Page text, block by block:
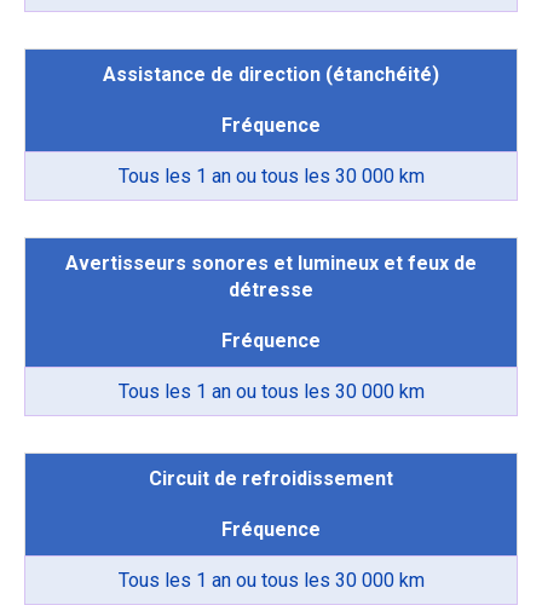
Assistance de direction (étanchéité)
Fréquence
Tous les 1 an ou tous les 30 000 km
Avertisseurs sonores et lumineux et feux de
détresse
Fréquence
Tous les 1 an ou tous les 30 000 km
Circuit de refroidissement
Fréquence
Tous les 1 an ou tous les 30 000 km